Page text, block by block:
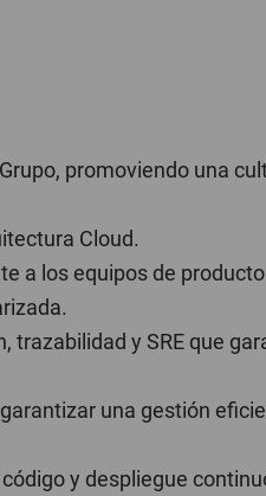
promoviendo una
Cloud.
a los equipos de producto
y SRE que
una gestión
y despliegue